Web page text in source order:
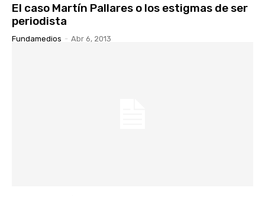
El caso Martín Pallares o los estigmas de ser
periodista
Fundamedios - Abr 6, 2013